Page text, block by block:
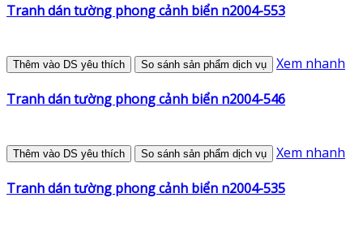
Tranh dán tường phong cảnh biển n2004-553
Thêm vào DS yêu thích So sánh sản phẩm dịch vụ Xem nhanh
Tranh dán tường phong cảnh biển n2004-546
Thêm vào DS yêu thích So sánh sản phẩm dịch vụ Xem nhanh
Tranh dán tường phong cảnh biển n2004-535